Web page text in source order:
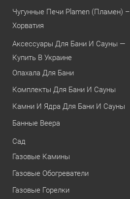
Чугунные Печи Plamen (Пламен) –
Хорватия
Аксессуары Для Бани И Сауны —
Купить В Украине
Опахала Для Бани
Комплекты Для Бани И Сауны
Камни И Ядра Для Бани И Сауны
Банные Веера
Сад
Газовые Камины
Газовые Обогреватели
Газовые Горелки